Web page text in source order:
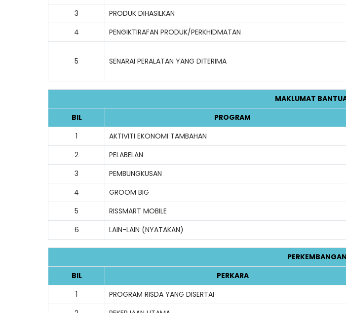
3
PRODUK DIHASILKAN
4
PENGIKTIRAFAN PRODUK/PERKHIDMATAN
5 SENARAI PERALATAN YANG DITERIMA
MAKLUMAT
BIL
PROGRAM
1
AKTIVITI EKONOMI TAMBAHAN
2
PELABELAN
3
PEMBUNGKUSAN
4
GROOM BIG
5
RISSMART MOBILE
6
LAIN-LAIN (NYATAKAN)
BIL
PERKARA
1
PROGRAM RISDA YANG DISERTAI